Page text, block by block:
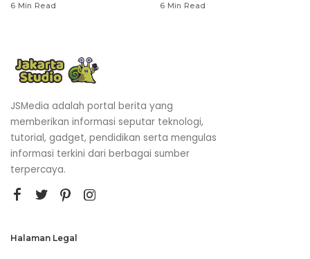
6 Min Read 6 Min Read
JSMedia adalah portal berita yang
memberikan informasi seputar teknologi,
tutorial, gadget, pendidikan serta mengulas
informasi terkini dari berbagai sumber
terpercaya.
Halaman Legal